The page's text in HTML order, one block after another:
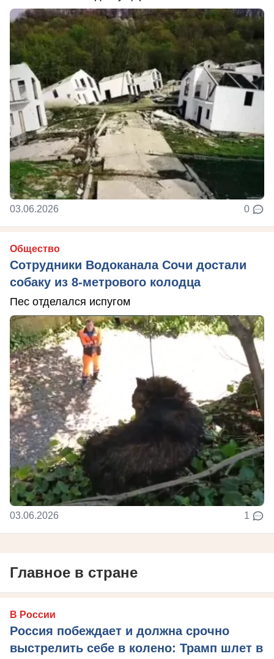
03.06.2026 0
Общество
Сотрудники Водоканала Сочи достали
собаку из 8-метрового колодца
Пес отделался испугом
03.06.2026 1
Главное в стране
В России
Россия побеждает и должна срочно
выстрелить себе в колено: Трамп шлет в